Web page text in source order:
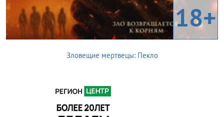
18+
Зловещие мертвецы: Пекло